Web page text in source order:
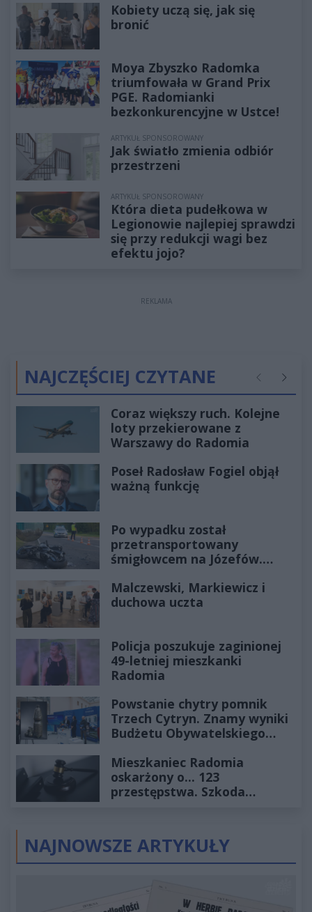
Kobiety uczą się, jak się
bronić
Moya Zbyszko Radomka
triumfowała w Grand Prix
PGE. Radomianki
bezkonkurencyjne w Ustce!
ARTYKUŁ SPONSOROWANY
Jak światło zmienia odbiór
przestrzeni
ARTYKUŁ SPONSOROWANY
Która dieta pudełkowa w
Legionowie najlepiej sprawdzi
się przy redukcji wagi bez
efektu jojo?
REKLAMA
NAJCZĘŚCIEJ CZYTANE Poprzednie
Coraz większy ruch. Kolejne
loty przekierowane z
Warszawy do Radomia
Poseł Radosław Fogiel objął
ważną funkcję
Po wypadku został
przetransportowany
śmigłowcem na Józefów.
Malczewski, Markiewicz i
duchowa uczta
Policja poszukuje zaginionej
49-letniej mieszkanki
Radomia
Powstanie chytry pomnik
Trzech Cytryn. Znamy wyniki
Budżetu Obywatelskiego
Mieszkaniec Radomia
oskarżony o... 123
przestępstwa. Szkoda
NAJNOWSZE ARTYKUŁY